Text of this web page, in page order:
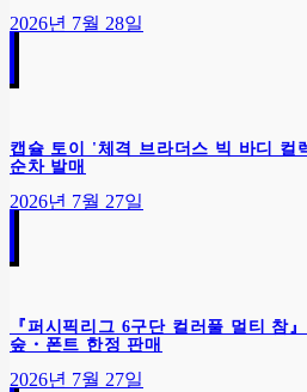
2026년 7월 28일
캡슐 토이 '체격 브라더스 빅 바디 컬
순차 발매
2026년 7월 27일
『퍼시픽리그 6구단 컬러풀 멀티 참
숲・폰트 한정 판매
2026년 7월 27일